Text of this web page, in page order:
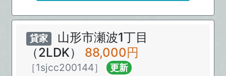
貸家
山形市瀬波1丁目
（2LDK） 88,000円
［1sjcc200144］ 更新